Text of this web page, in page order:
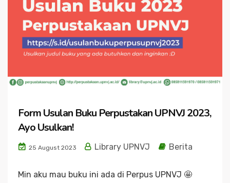
Form Usulan Buku Perpustakan UPNVJ 2023,
Ayo Usulkan!
25 August 2023 Library UPNVJ Berita
Min aku mau buku ini ada di Perpus UPNVJ 🤩